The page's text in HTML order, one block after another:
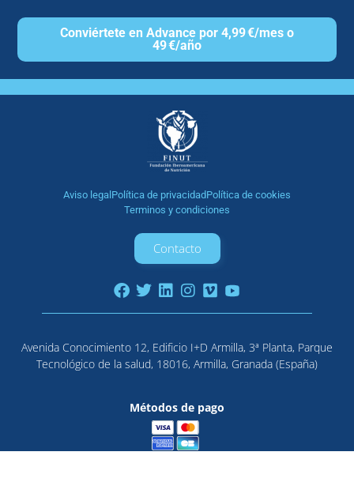
Conviértete en Advance por 4,99 €/mes o
49 €/año
Aviso legal Política de privacidadPolítica de cookies
Terminos y condiciones
Contacto
Avenida Conocimiento 12, Edificio I+D Armilla, 3ª Planta, Parque
Tecnológico de la salud, 18016, Armilla, Granada (España)
Métodos de pago